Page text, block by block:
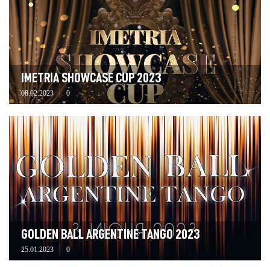
IMETRIA SHOWCASE CUP 2023
08.02.2023 0
GOLDEN BALL ARGENTINE TANGO 2023
25.01.2023 0